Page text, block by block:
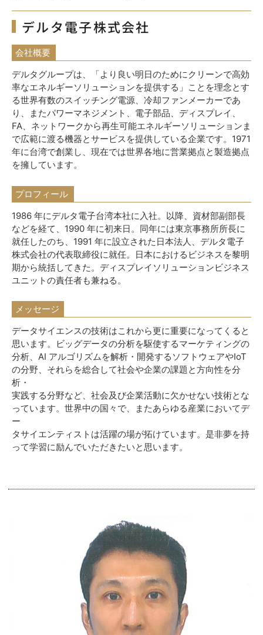
デルタ電子株式会社
会社概要
デルタグループは、「より良い明日のためにクリーンで高効
率なエネルギーソリューションを提供する」ことを理念とす
る世界有数のスイッチング電源、冷却ファンメーカーであ
り、またパワーマネジメント、電子部品、ディスプレイ、
FA、 ネットワークから再生可能エネルギーソリューションま
で広範に渡る機器とサービスを提供している企業です。1971
年に台湾で創業し、現在では世界各地に営業拠点と製造拠点
を擁しています。
プロフィール
1986 年にデルタ電子台湾本社に入社。以降、資材部副部長
などを経て、1990 年に初来日。同年には東京事務所所長に
就任したのち、1991 年に設立された日本法人、デルタ電子
株式会社の代表取締役に就任。日本におけるビジネスを黎明
期から統括してきた。ディスプレイソリューションビジネス
ユニットの責任者も兼ねる。
メッセージ
データサイエンスの技術はこれから更に重要になってくると
思います。ビッグデータの分析を駆使するマーケティングの
分析、AI アルゴリズムを解析・開発するソフトウェアやIoT
の分野、それらを総合して社会や企業の課題と方向性を分
析・
実践する分野など、社会及び企業活動に欠かせない技術とな
っています。世界中の国々で、またあらゆる産業においてデ
ー
タサイエンティストは活躍の場が拓けています。是非夢を持
って学習に励んでいただきたいと思います。